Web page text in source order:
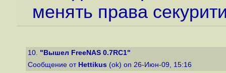
менять права
10. "Вышел FreeNAS 0.7RC1"
Сообщение от Hettikus (ok) on 26-Июн-09, 15:16